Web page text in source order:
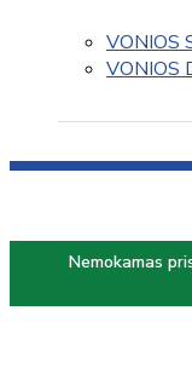
VONIOS
VONIOS
Nemokamas